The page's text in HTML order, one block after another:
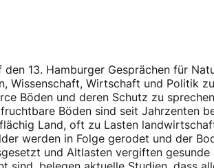
13. Hamburger Gesprächen für
Wissenschaft, Wirtschaft und Politik
Böden und deren Schutz zu
Böden sind seit Jahrzenten
Land, oft zu Lasten
werden in Folge gerodet und der
und Altlasten vergiften